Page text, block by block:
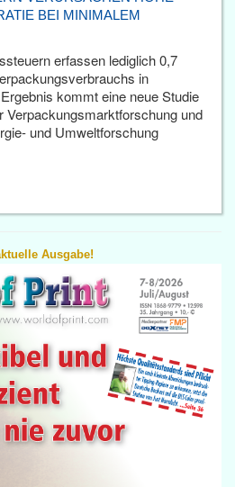
BEI MINIMALEM
erfassen lediglich 0,7
in
kommt eine neue Studie
Verpackungsmarktforschung und
und Umweltforschung
Ausgabe!